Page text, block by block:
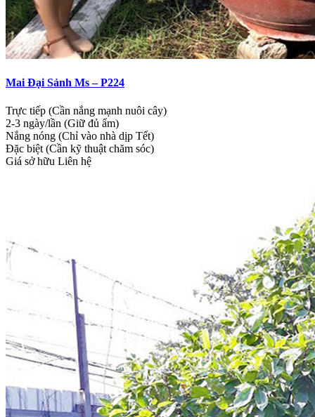
Mai Đại Sảnh Ms – P224
Trực tiếp (Cần nắng mạnh nuôi cây)
2-3 ngày/lần (Giữ đủ ẩm)
Nắng nóng (Chỉ vào nhà dịp Tết)
Đặc biệt (Cần kỹ thuật chăm sóc)
Giá sở hữu Liên hệ